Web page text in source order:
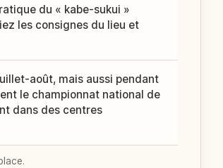
du « kabe-sukui »
les consignes du lieu et
août, mais aussi pendant
le championnat national de
dans des centres